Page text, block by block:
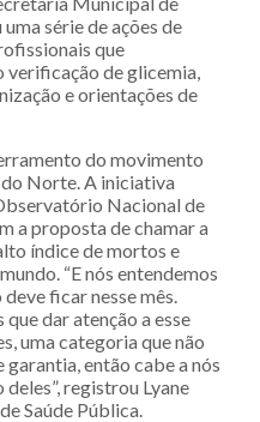
série de ações de
que
de glicemia,
e orientações de
do movimento
Norte. A iniciativa
Nacional de
a proposta de chamar a
índice de mortos e
“E nós entendemos
ficar nesse mês.
dar atenção a esse
uma categoria que não
então cabe a nós
registrou Lyane
Saúde Pública.